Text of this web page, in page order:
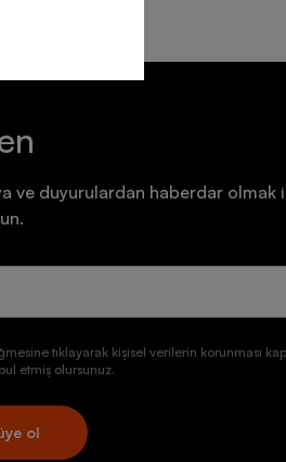
ve duyurulardan haberdar olmak
tıklayarak kişisel verilerin korunması
etmiş olursunuz.
ol